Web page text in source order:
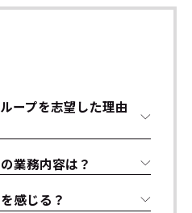
ープを志望した理由
業務内容は？
感じる？